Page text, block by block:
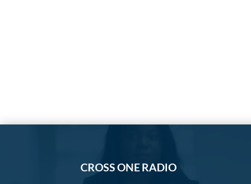
CROSS ONE RADIO